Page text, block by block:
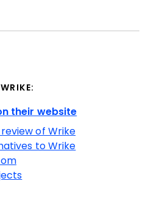
their website
of Wrike
to Wrike